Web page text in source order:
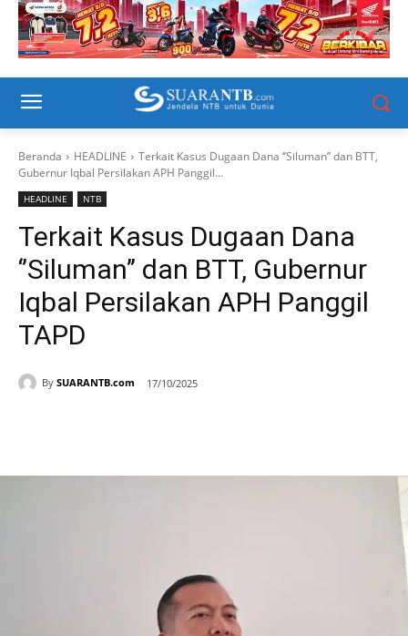
Beranda HEADLINE
Terkait Kasus Dugaan Dana ‘’Siluman’’ dan BTT,
Gubernur Iqbal Persilakan APH Panggil...
HEADLINE NTB
Terkait Kasus Dugaan Dana
‘’Siluman’’ dan BTT, Gubernur
Iqbal Persilakan APH Panggil
TAPD
By SUARANTB.com 17/10/2025